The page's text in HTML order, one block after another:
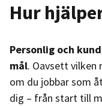
Hur
Personlig och
mål. Oavsett vilken
om du jobbar som
dig – från start till